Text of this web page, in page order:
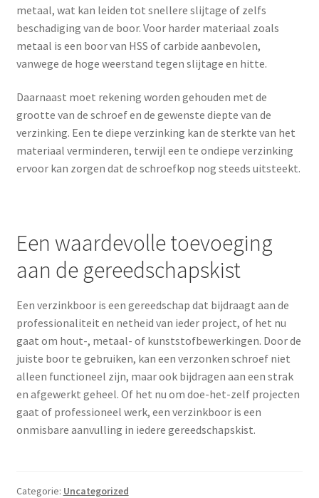
metaal, wat kan leiden tot snellere slijtage of zelfs
beschadiging van de boor. Voor harder materiaal zoals
metaal is een boor van HSS of carbide aanbevolen,
vanwege de hoge weerstand tegen slijtage en hitte.
Daarnaast moet rekening worden gehouden met de
grootte van de schroef en de gewenste diepte van de
verzinking. Een te diepe verzinking kan de sterkte van het
materiaal verminderen, terwijl een te ondiepe verzinking
ervoor kan zorgen dat de schroefkop nog steeds uitsteekt.
Een waardevolle toevoeging
aan de gereedschapskist
Een verzinkboor is een gereedschap dat bijdraagt aan de
professionaliteit en netheid van ieder project, of het nu
gaat om hout-, metaal- of kunststofbewerkingen. Door de
juiste boor te gebruiken, kan een verzonken schroef niet
alleen functioneel zijn, maar ook bijdragen aan een strak
en afgewerkt geheel. Of het nu om doe-het-zelf projecten
gaat of professioneel werk, een verzinkboor is een
onmisbare aanvulling in iedere gereedschapskist.
Categorie: Uncategorized